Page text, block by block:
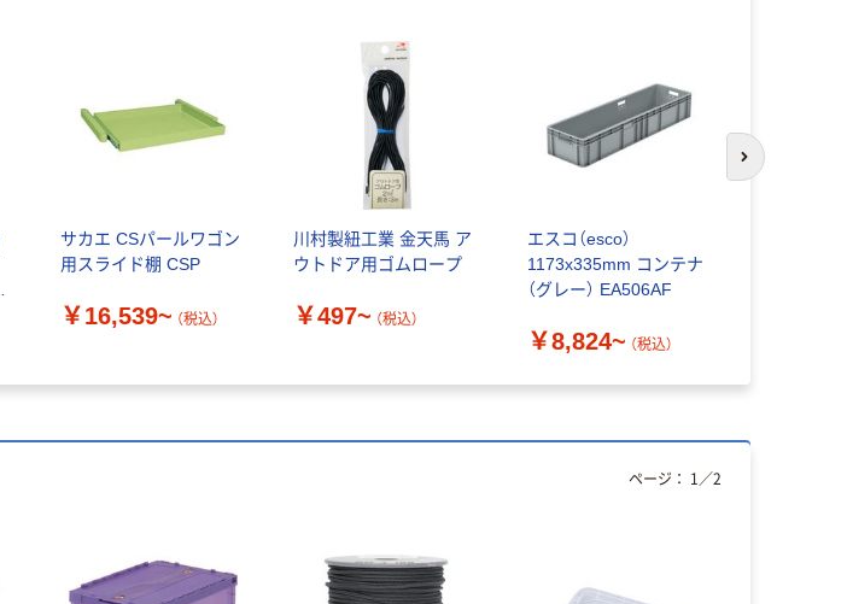
サカエ CSパールワゴン
用スライド棚 CSP
￥16,539~ （税込）
川村製紐工業 金天馬 ア
ウトドア用ゴムロープ
￥497~ （税込）
エスコ（esco）
1173x335mm コンテナ
（グレー） EA506AF
￥8,824~ （税込）
次のスライド
ページ： 1 ／2